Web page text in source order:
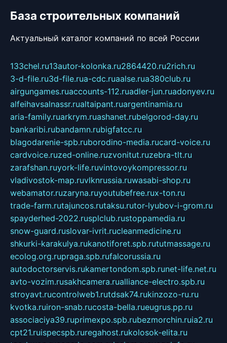
База строительных компаний
Актуальный каталог компаний по всей России
133chel.ru13autor-kolonka.ru2864420.ru2rich.ru
3-d-file.ru3d-file.rua-cdc.ruaalse.rua380club.ru
airgungames.ruaccounts-112.ruadler-jun.ruadonyev.ru
alfeihavsalnassr.rualtaipant.ruargentinamia.ru
aria-family.ruarkrym.ruashanet.rubelgorod-day.ru
bankaribi.rubandamn.rubigfatcc.ru
blagodarenie-spb.ruborodino-media.rucard-voice.ru
cardvoice.ruzed-online.ruzvonitut.ruzebra-tlt.ru
zarafshan.ruyork-life.ruvintovoykompressor.ru
vladivostok-map.ruvlknrussia.ruwasabi-shop.ru
webamator.ruzaryna.ruyoutubefree.rux-ton.ru
trade-farm.rutajuncos.rutaksu.rutor-lyubov-i-grom.ru
spayderhed-2022.rusplclub.rustoppamedia.ru
snow-guard.ruslovar-ivrit.rucleanmedicine.ru
shkurki-karakulya.rukanotiforet.spb.rututmassage.ru
ecolog.org.rupraga.spb.rufalcorussia.ru
autodoctorservis.rukamertondom.spb.runet-life.net.ru
avto-vozim.rusakhcamera.rualliance-electro.spb.ru
stroyavt.rucontrolweb1.rutdsak74.rukinzozo-ru.ru
kvotka.ruiron-snab.rucosta-bella.rueugrus.pp.ru
associaciya39.ruprimexpo.spb.rubezmorchin.ruia2.ru
cpt21.ruispecspb.ruregahost.rukolosok-elita.ru